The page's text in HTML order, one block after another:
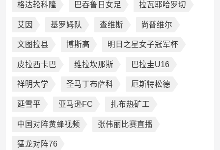
格达轮科隆 巴吞鲁日女足 拉瓦耶哈罗切
艾因 基罗姆队 查维斯 尚普维尔
文图拉县 博斯高 明日之星女子冠军杯
皮拉西卡巴 维拉坎那斯 巴拉圭U16
祥明大学 圣马丁布萨科 厄斯特松德
延雪平 亚马逊FC 扎布热矿工
中国对阵黄蜂视频 张伟丽比赛直播
猛龙对阵76